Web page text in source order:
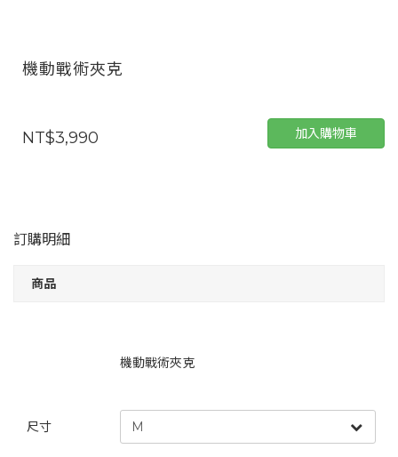
機動戰術夾克
NT$3,990 加入購物車
訂購明細
商品
機動戰術夾克
尺寸